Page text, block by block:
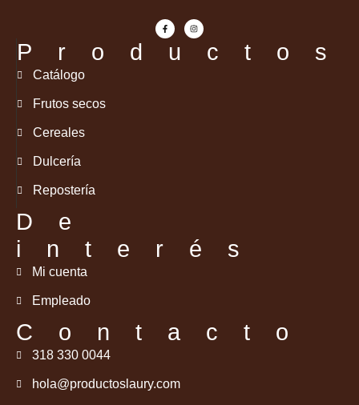
Productos
Catálogo
Frutos secos
Cereales
Dulcería
Repostería
De
interés
Mi cuenta
Empleado
Contacto
318 330 0044
hola@productoslaury.com